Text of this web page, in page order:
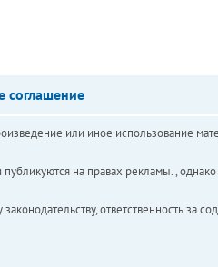
соглашение
или иное использование
на правах рекламы. , однако
ответственность за